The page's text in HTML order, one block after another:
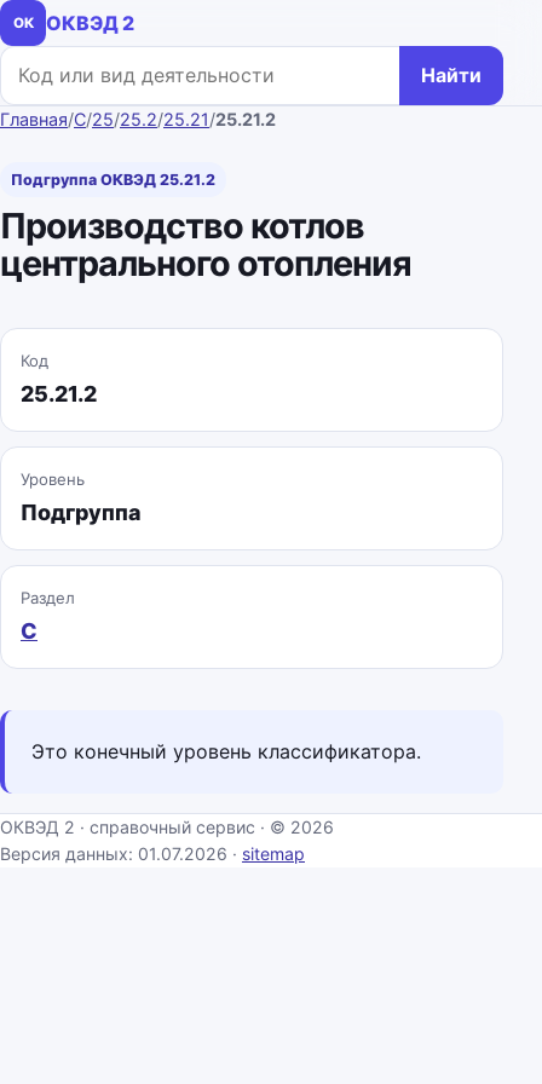
ОК
ОКВЭД 2
Поиск по коду или названию
Найти
Главная/C/25/25.2/25.21/25.21.2
Подгруппа ОКВЭД 25.21.2
Производство котлов
центрального отопления
Код
25.21.2
Уровень
Подгруппа
Раздел
C
Это конечный уровень классификатора.
ОКВЭД 2 · справочный сервис · © 2026
Версия данных: 01.07.2026 · sitemap